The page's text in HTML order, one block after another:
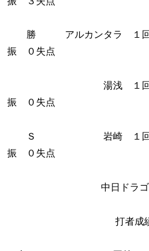
勝 アルカンタラ １回
振 ０失点
湯浅 １回０／
振 ０失点
Ｓ 岩崎 １回０／
振 ０失点
中日ドラ
打者成